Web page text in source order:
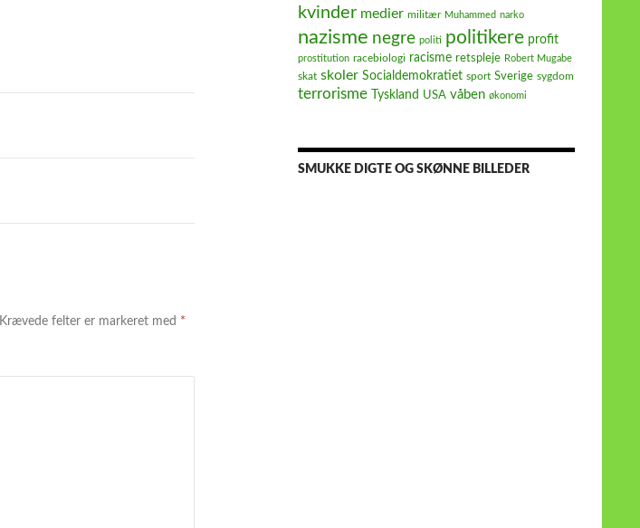
Krævede felter er markeret med *
kvinder medier militær Muhammed narko
nazisme negre politi politikere profit
prostitution racebiologi racisme retspleje Robert Mugabe
skat skoler Socialdemokratiet sport Sverige sygdom
terrorisme Tyskland USA våben økonomi
SMUKKE DIGTE OG SKØNNE BILLEDER